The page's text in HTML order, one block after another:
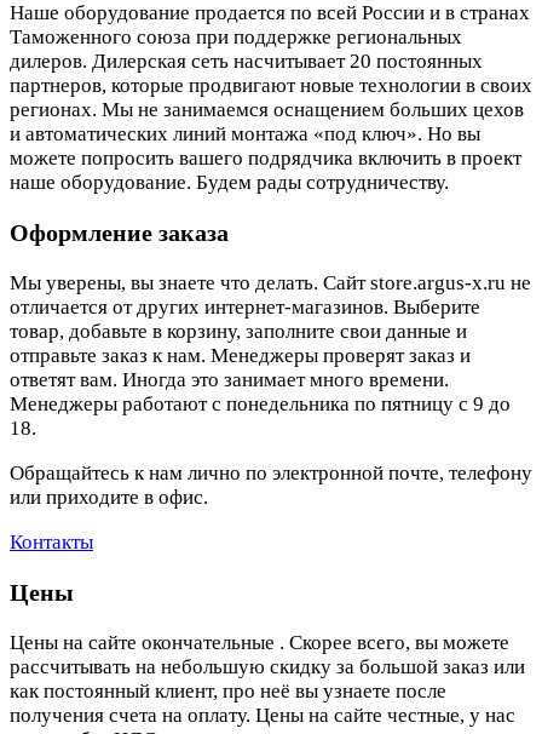
Наше оборудование продается по всей России и в странах
Таможенного союза при поддержке региональных
дилеров. Дилерская сеть насчитывает 20 постоянных
партнеров, которые продвигают новые технологии в своих
регионах. Мы не занимаемся оснащением больших цехов
и автоматических линий монтажа «под ключ». Но вы
можете попросить вашего подрядчика включить в проект
наше оборудование. Будем рады сотрудничеству.
Оформление заказа
Мы уверены, вы знаете что делать. Сайт store.argus-x.ru не
отличается от других интернет-магазинов. Выберите
товар, добавьте в корзину, заполните свои данные и
отправьте заказ к нам. Менеджеры проверят заказ и
ответят вам. Иногда это занимает много времени.
Менеджеры работают с понедельника по пятницу с 9 до
18.
Обращайтесь к нам лично по электронной почте, телефону
или приходите в офис.
Контакты
Цены
Цены на сайте окончательные . Скорее всего, вы можете
рассчитывать на небольшую скидку за большой заказ или
как постоянный клиент, про неё вы узнаете после
получения счета на оплату. Цены на сайте честные, у нас